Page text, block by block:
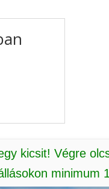
kicsit! Végre
minimum